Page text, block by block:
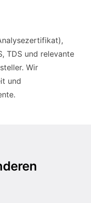
TDS und relevante
Wir
und